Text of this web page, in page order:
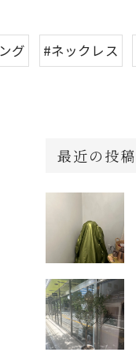
グ #ネックレス
最近の投稿